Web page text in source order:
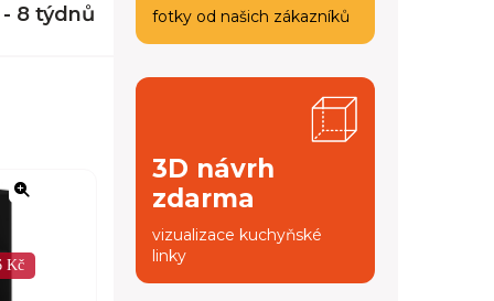
8 týdnů
Kč
fotky od našich zákazníků
3D návrh
zdarma
vizualizace kuchyňské
linky